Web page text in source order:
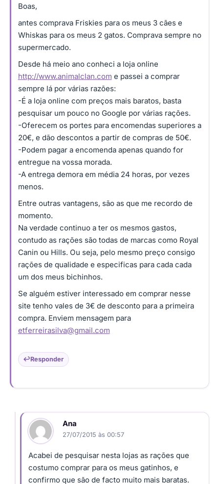
Boas,
antes comprava Friskies para os meus 3 cães e
Whiskas para os meus 2 gatos. Comprava sempre no
supermercado.
Desde há meio ano conheci a loja online
http://www.animalclan.com e passei a comprar
sempre lá por várias razões:
-É a loja online com preços mais baratos, basta
pesquisar um pouco no Google por várias rações.
-Oferecem os portes para encomendas superiores a
20€, e dão descontos a partir de compras de 50€.
-Podem pagar a encomenda apenas quando for
entregue na vossa morada.
-A entrega demora em média 24 horas, por vezes
menos.
Entre outras vantagens, são as que me recordo de
momento.
Na verdade continuo a ter os mesmos gastos,
contudo as rações são todas de marcas como Royal
Canin ou Hills. Ou seja, pelo mesmo preço consigo
rações de qualidade e especificas para cada cada
um dos meus bichinhos.
Se alguém estiver interessado em comprar nesse
site tenho vales de 3€ de desconto para a primeira
compra. Enviem mensagem para
etferreirasilva@gmail.com
Responder
Ana
27/07/2015 às 00:57
Acabei de pesquisar nesta lojas as rações que
costumo comprar para os meus gatinhos, e
confirmo que são de facto muito mais baratas.